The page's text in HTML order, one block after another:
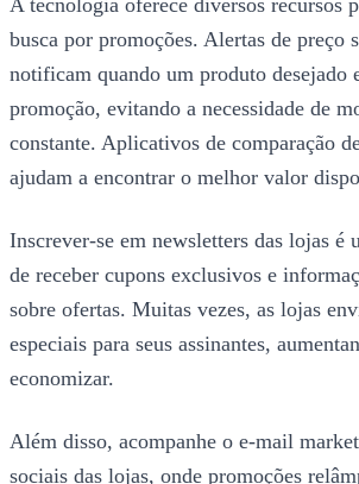
A tecnologia oferece diversos recursos
busca por promoções. Alertas de preço
notificam quando um produto desejado
promoção, evitando a necessidade de
constante. Aplicativos de comparação
ajudam a encontrar o melhor valor
Inscrever-se em newsletters das lojas é
de receber cupons exclusivos e
sobre ofertas. Muitas vezes, as lojas
especiais para seus assinantes,
economizar.
Além disso, acompanhe o e-mail
sociais das lojas, onde promoções